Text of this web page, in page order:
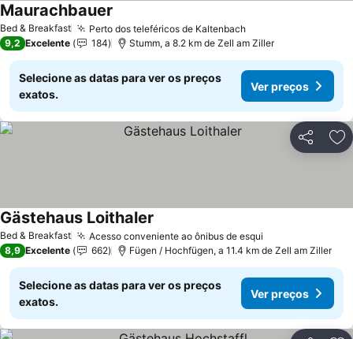
Bed & Breakfast Perto dos teleféricos de Kaltenbach
Maurachbauer
9,2 Excelente 184 Stumm, a 8.2 km de Zell am Ziller
Selecione as datas para ver os preços
exatos.
Ver preços
Partilhar
Bed & Breakfast Acesso conveniente ao ônibus de esqui
Gästehaus Loithaler
8,9 Excelente 662 Fügen / Hochfügen, a 11.4 km de Zell am Ziller
Selecione as datas para ver os preços
exatos.
Ver preços